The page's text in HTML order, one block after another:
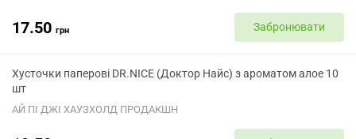
17.50 грн Забронювати
Хусточки паперові DR.NICE (Доктор Найс) з ароматом алое 10
шт
АЙ ПІ ДЖІ ХАУЗХОЛД ПРОДАКШН